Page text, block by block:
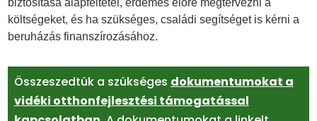
költségeket, és ha szükséges, családi segítséget is kérni a
beruházás finanszírozásához.
Összeszedtük a szükséges dokumentumokat a
vidéki otthonfejlesztési támogatással